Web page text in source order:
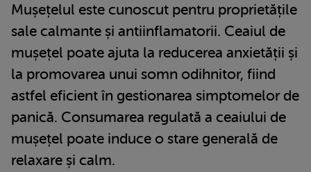
Mușețelul este cunoscut pentru proprietățile
sale calmante și antiinflamatorii. Ceaiul de
mușețel poate ajuta la reducerea anxietății și
la promovarea unui somn odihnitor, fiind
astfel eficient în gestionarea simptomelor de
panică. Consumarea regulată a ceaiului de
mușețel poate induce o stare generală de
relaxare și calm.